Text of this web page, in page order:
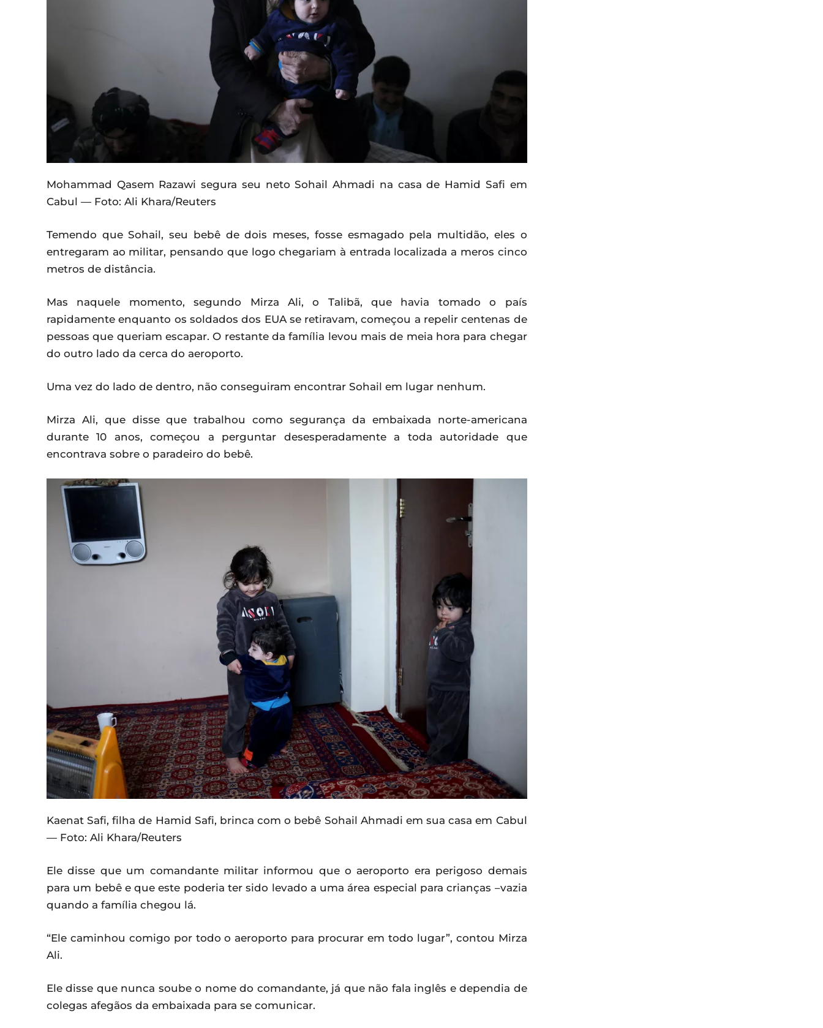
Mohammad Qasem Razawi segura seu neto Sohail Ahmadi na casa de Hamid Safi em
Cabul — Foto: Ali Khara/Reuters
Temendo que Sohail, seu bebê de dois meses, fosse esmagado pela multidão, eles o
entregaram ao militar, pensando que logo chegariam à entrada localizada a meros cinco
metros de distância.
Mas naquele momento, segundo Mirza Ali, o Talibã, que havia tomado o país
rapidamente enquanto os soldados dos EUA se retiravam, começou a repelir centenas de
pessoas que queriam escapar. O restante da família levou mais de meia hora para chegar
do outro lado da cerca do aeroporto.
Uma vez do lado de dentro, não conseguiram encontrar Sohail em lugar nenhum.
Mirza Ali, que disse que trabalhou como segurança da embaixada norte-americana
durante 10 anos, começou a perguntar desesperadamente a toda autoridade que
encontrava sobre o paradeiro do bebê.
Kaenat Safi, filha de Hamid Safi, brinca com o bebê Sohail Ahmadi em sua casa em Cabul
— Foto: Ali Khara/Reuters
Ele disse que um comandante militar informou que o aeroporto era perigoso demais
para um bebê e que este poderia ter sido levado a uma área especial para crianças –vazia
quando a família chegou lá.
“Ele caminhou comigo por todo o aeroporto para procurar em todo lugar”, contou Mirza
Ali.
Ele disse que nunca soube o nome do comandante, já que não fala inglês e dependia de
colegas afegãos da embaixada para se comunicar.